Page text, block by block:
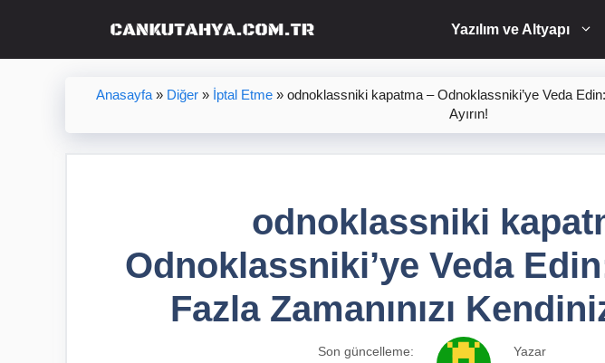
Yazılım ve Altyapı
Anasayfa » Diğer » İptal Etme » odnoklassniki kapatma – Odnoklassniki’ye Veda
Ayırın!
odnoklassniki
Odnoklassniki’ye Veda
Fazla Zamanınızı
Son güncelleme: Yazar